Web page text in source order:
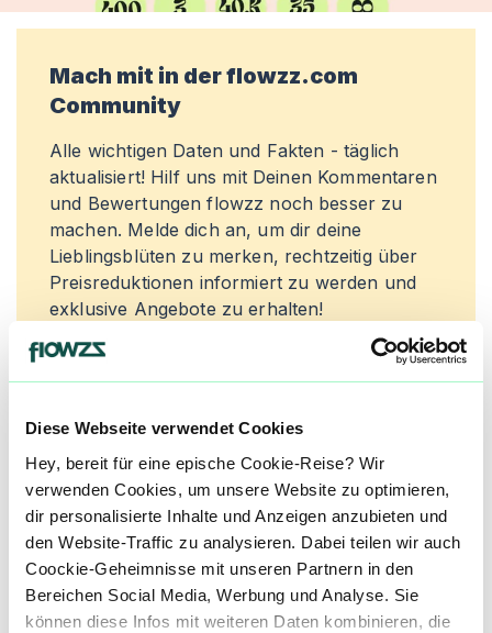
Diese Webseite verwendet Cookies
Hey, bereit für eine epische Cookie-Reise? Wir
verwenden Cookies, um unsere Website zu optimieren,
dir personalisierte Inhalte und Anzeigen anzubieten und
den Website-Traffic zu analysieren. Dabei teilen wir auch
Coockie-Geheimnisse mit unseren Partnern in den
Bereichen Social Media, Werbung und Analyse. Sie
können diese Infos mit weiteren Daten kombinieren, die
Mach mit in der flowzz.com
Community
Alle wichtigen Daten und Fakten - täglich
aktualisiert! Hilf uns mit Deinen Kommentaren
und Bewertungen flowzz noch besser zu
machen. Melde dich an, um dir deine
Lieblingsblüten zu merken, rechtzeitig über
Preisreduktionen informiert zu werden und
exklusive Angebote zu erhalten!
Jetzt registrieren
Neue Cannabisblüten und die
besten Preise nicht mehr
verpassen!
Möchtest du vor allen Anderen informiert
werden? Abonniere einfach unseren